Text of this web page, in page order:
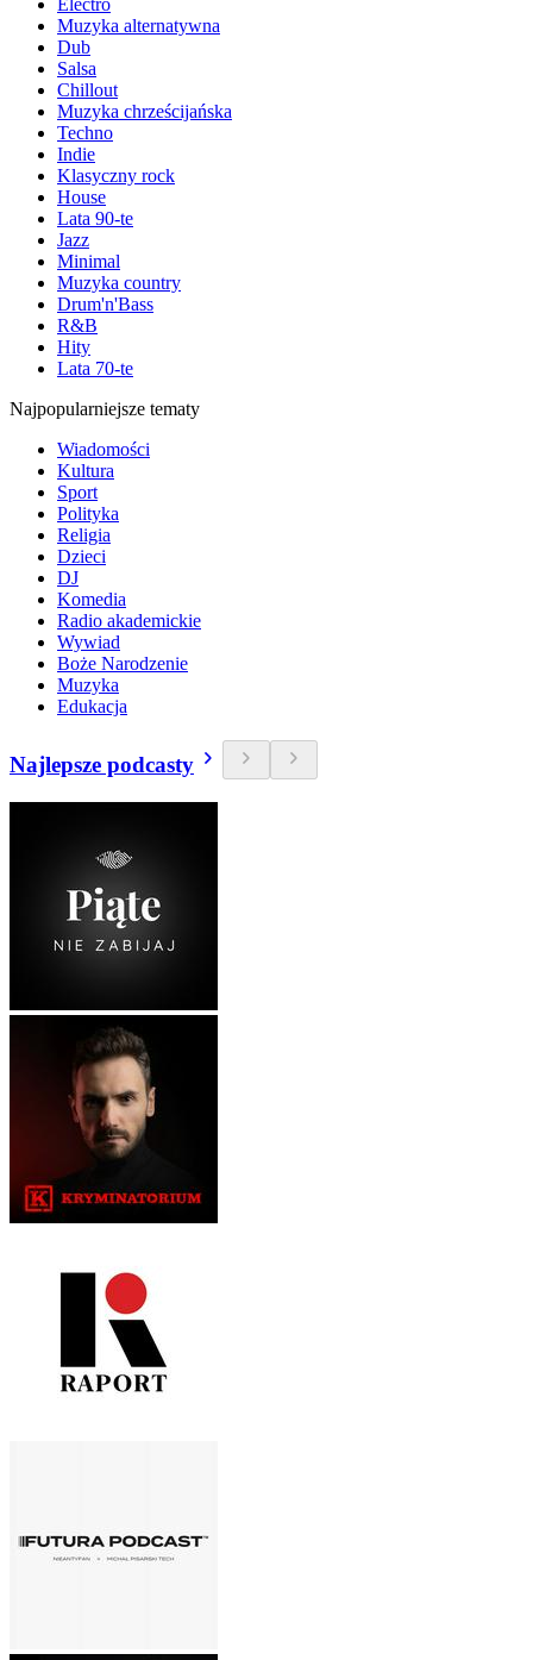
Electro
Muzyka alternatywna
Dub
Salsa
Chillout
Muzyka chrześcijańska
Techno
Indie
Klasyczny rock
House
Lata 90-te
Jazz
Minimal
Muzyka country
Drum'n'Bass
R&B
Hity
Lata 70-te
Najpopularniejsze tematy
Wiadomości
Kultura
Sport
Polityka
Religia
Dzieci
DJ
Komedia
Radio akademickie
Wywiad
Boże Narodzenie
Muzyka
Edukacja
Najlepsze podcasty